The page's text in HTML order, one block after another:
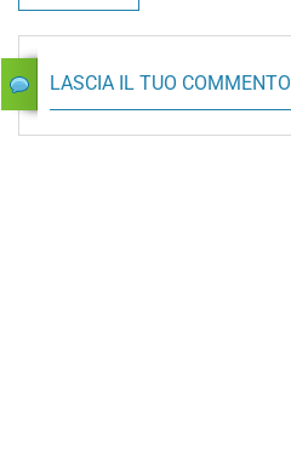
LASCIA IL TUO COMMENTO